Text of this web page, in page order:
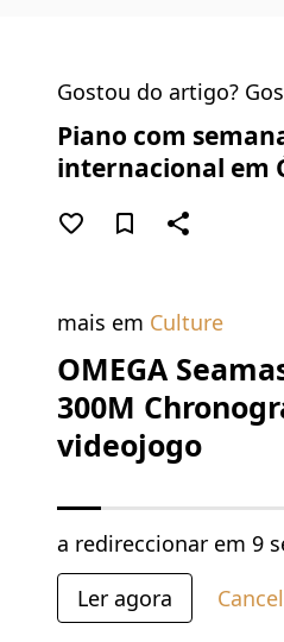
Gostou do artigo?
Piano com
internacional em
favorite_border bookmark_border share
mais em Culture
OMEGA
300M
videojogo
a redireccionar em 9
Ler agora